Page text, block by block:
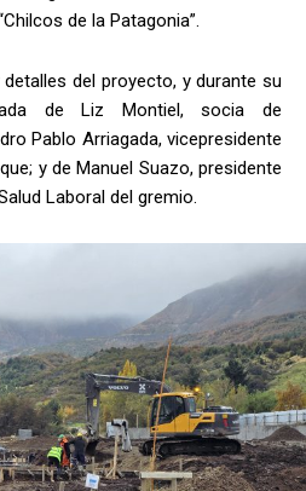
de la Patagonia”.
del proyecto, y durante su
de Liz Montiel, socia de
Pablo Arriagada, vicepresidente
y de Manuel Suazo, presidente
Laboral del gremio.